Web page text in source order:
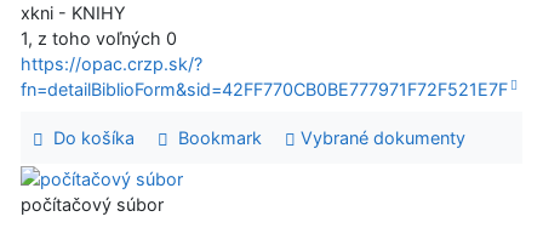
xkni - KNIHY
1, z toho voľných 0
https://opac.crzp.sk/?
fn=detailBiblioForm&sid=42FF770CB0BE777971F72F521E7F
Do košíka Bookmark Vybrané dokumenty
počítačový súbor